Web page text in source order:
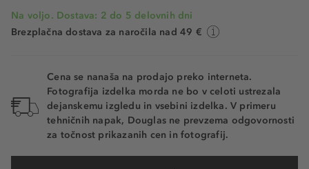
Na voljo. Dostava: 2 do 5 delovnih dni
Brezplačna dostava za naročila nad 49 €
Cena se nanaša na prodajo preko interneta.
Fotografija izdelka morda ne bo v celoti ustrezala
dejanskemu izgledu in vsebini izdelka. V primeru
tehničnih napak, Douglas ne prevzema odgovornosti
za točnost prikazanih cen in fotografij.